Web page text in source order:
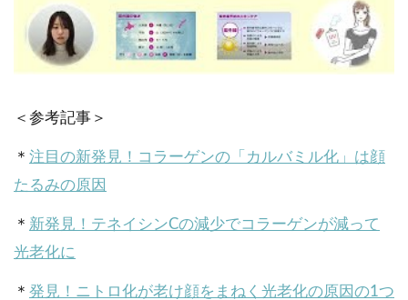
＜参考記事＞
＊ 注目の新発見！コラーゲンの「カルバミル化」は顔
たるみの原因
＊ 新発見！テネイシンCの減少でコラーゲンが減って
光老化に
＊ 発見！ニトロ化が老け顔をまねく光老化の原因の1つ